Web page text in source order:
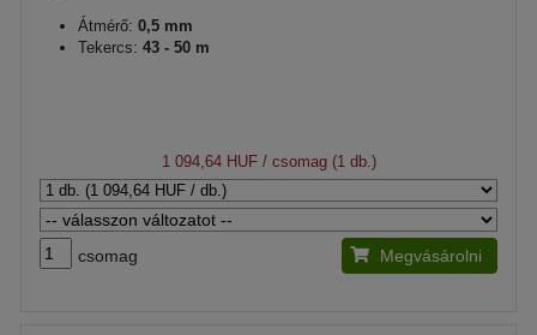
Átmérő: 0,5 mm
Tekercs: 43 - 50 m
1 094,64 HUF/ csomag (1 db.)
csomag Megvásárolni